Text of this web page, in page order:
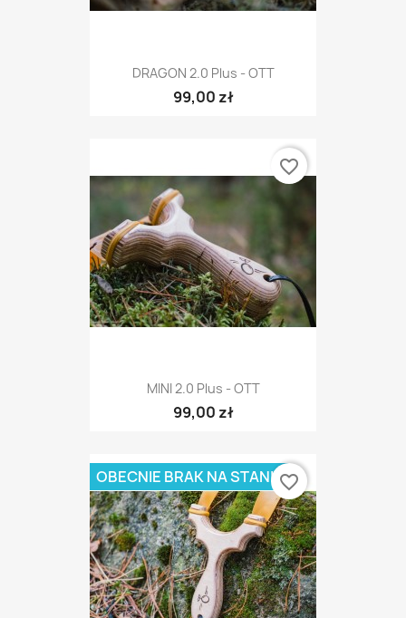
DRAGON 2.0 Plus - OTT
99,00 zł
MINI 2.0 Plus - OTT
99,00 zł
favorite_border
OBECNIE BRAK NA STANIEfavorite_border